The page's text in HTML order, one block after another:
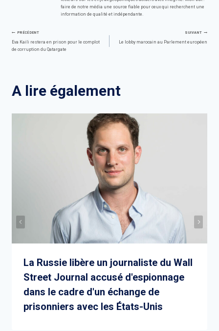
faire de notre média une source fiable pour ceux qui recherchent une
information de qualité et indépendante.
Navigation
PRÉCÉDENT
Eva Kaili restera en prison pour le complot
de corruption du Qatargate
SUIVANT
Le lobby marocain au Parlement européen
A lire également
La Russie libère un journaliste du Wall
Street Journal accusé d'espionnage
dans le cadre d'un échange de
prisonniers avec les États-Unis